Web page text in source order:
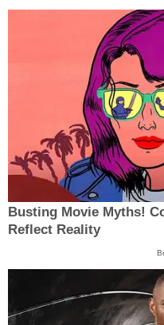
Busting Movie Myths!
Reflect Reality